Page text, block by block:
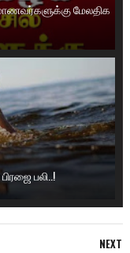
மேலதிக
பலி..!
NEXT